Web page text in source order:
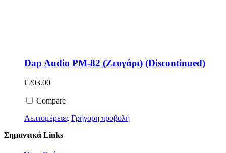
Dap Audio PM-82 (Ζευγάρι) (Discontinued)
€203.00
Compare
Λεπτομέρειες Γρήγορη προβολή
Σημαντικά Links